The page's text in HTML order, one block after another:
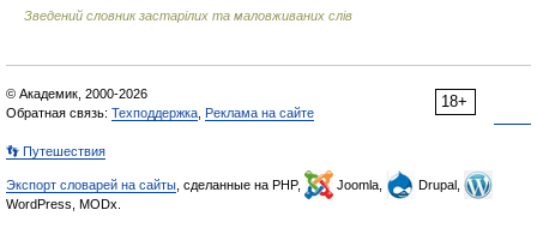
Зведений словник застарілих та маловживаних слів
18+
© Академик, 2000-2026
Обратная связь: Техподдержка Реклама на сайте
👣 Путешествия
Экспорт словарей на сайты , сделанные на PHP, Joomla,
Drupal,
WordPress, MODx.